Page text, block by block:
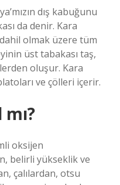
dış kabuğunu
da denir. Kara
olmak üzere tüm
üst tabakası taş,
oluşur. Kara
ve çölleri içerir.
oksijen
belirli yükseklik ve
çalılardan, otsu